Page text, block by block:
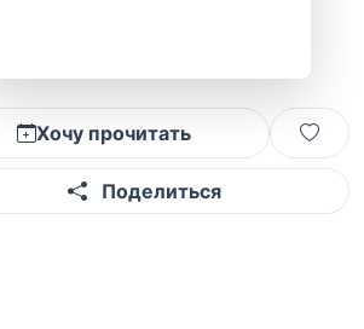
Хочу прочитать
Поделиться